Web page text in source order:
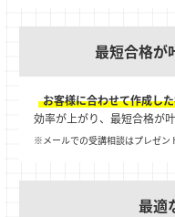
最短合格が
お客様に合わせて作成し
効率が上がり、最短合格が
※メールでの受講相談はプレゼン
最適